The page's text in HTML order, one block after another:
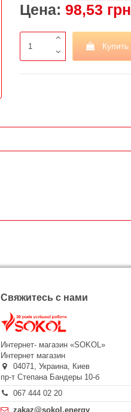
Цена: 98,53 грн
Купить
Свяжитесь с нами
Интернет- магазин «SOKOL»
Интернет магазин
04071,Украина, Киев
пр-т Степана Бандеры 10-б
067 444 02 20
zakaz@sokol.energy